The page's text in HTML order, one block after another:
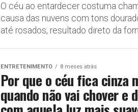
O céu ao entardecer costuma
causa das nuvens com tons
até rosados, resultado direto da
ENTRETENIMENTO 8 meses atrás
Por que o céu fica cinza
quando não vai chover e